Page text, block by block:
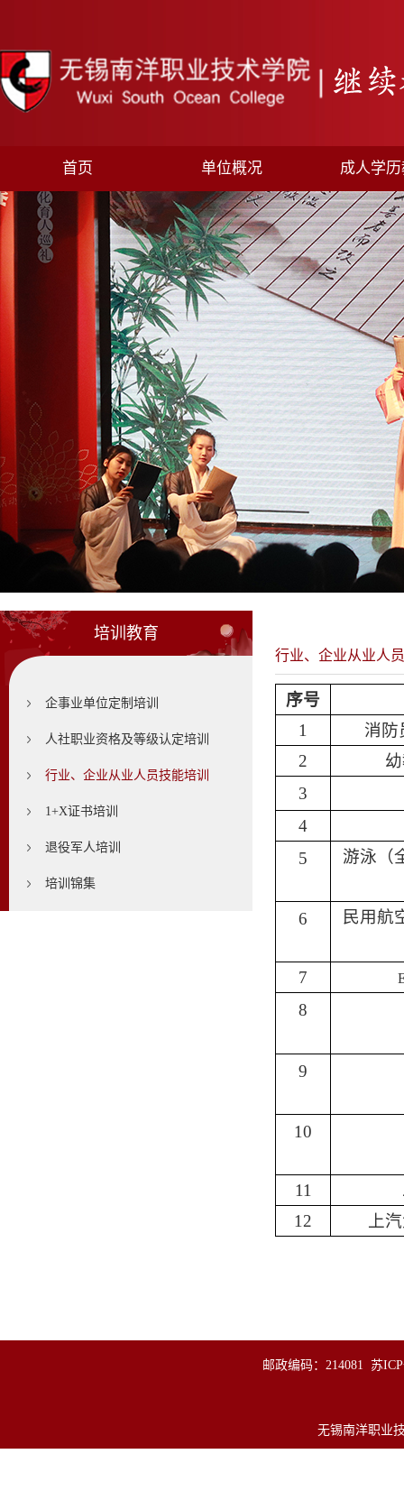
首页 单位概况 成人学
培训教育
企事业单位定制培训
人社职业资格及等级认定培训
行业、企业从业人员技能培训
1+X证书培训
退役军人培训
培训锦集
行业、企业从业人
序号
1
消防
2
3
4
5
游泳（
6 民用航
7
8
9
10
11
12
上
邮政编码：214081 苏
无锡南洋职业